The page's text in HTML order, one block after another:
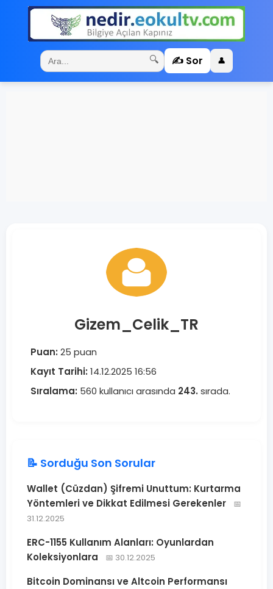
🔍 ✍️ Sor 👤
Gizem_Celik_TR
Puan: 25 puan
Kayıt Tarihi: 14.12.2025 16:56
Sıralama: 560 kullanıcı arasında 243. sırada.
📝 Sorduğu Son Sorular
Wallet (Cüzdan) Şifremi Unuttum: Kurtarma
Yöntemleri ve Dikkat Edilmesi Gerekenler
📅
31.12.2025
ERC-1155 Kullanım Alanları: Oyunlardan
Koleksiyonlara
📅 30.12.2025
Bitcoin Dominansı ve Altcoin Performansı